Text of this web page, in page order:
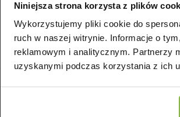
Niniejsza strona korzysta z plików
Wykorzystujemy pliki cookie do
ruch w naszej witrynie. Informacje o
reklamowym i analitycznym. Partnerzy
uzyskanymi podczas korzystania z ich
DOSTAWA 0 ZŁ